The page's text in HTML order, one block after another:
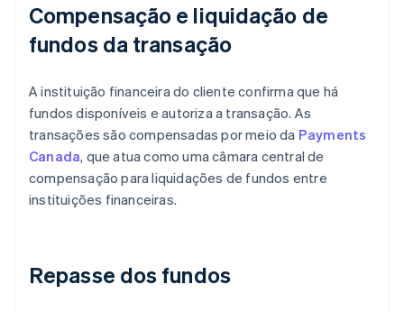
Compensação e liquidação de
fundos da transação
A instituição financeira do cliente confirma que há
fundos disponíveis e autoriza a transação. As
transações são compensadas por meio da Payments
Canada, que atua como uma câmara central de
compensação para liquidações de fundos entre
instituições financeiras.
Repasse dos fundos